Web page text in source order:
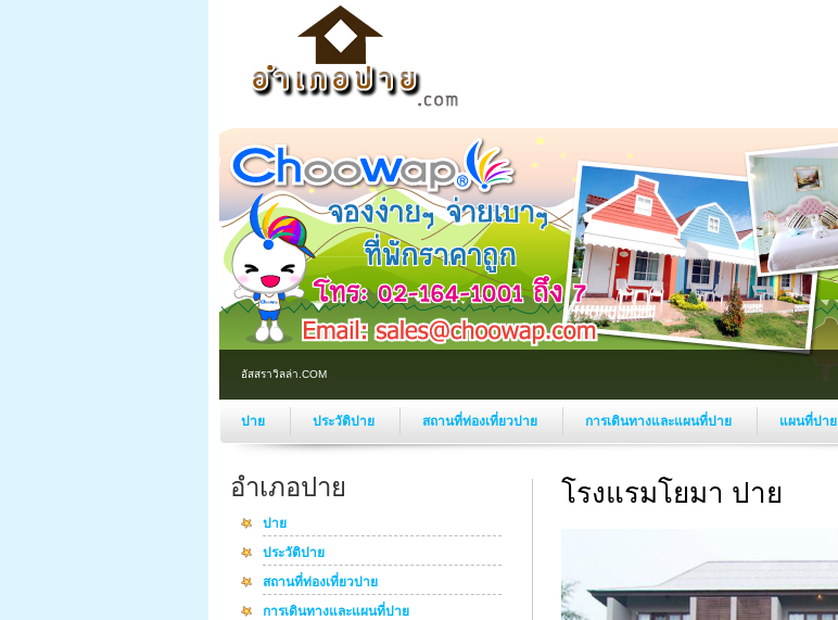
อัสสราวิลล่า.COM
ปาย ประวัติปาย สถานที่ท่องเที่ยวปาย การเดินทางและแผนที่ปาย แผนที่ปาย
อำเภอปาย
ปาย
ประวัติปาย
สถานที่ท่องเที่ยวปาย
การเดินทางและแผนที่ปาย
โรงแรมโยมา ปาย